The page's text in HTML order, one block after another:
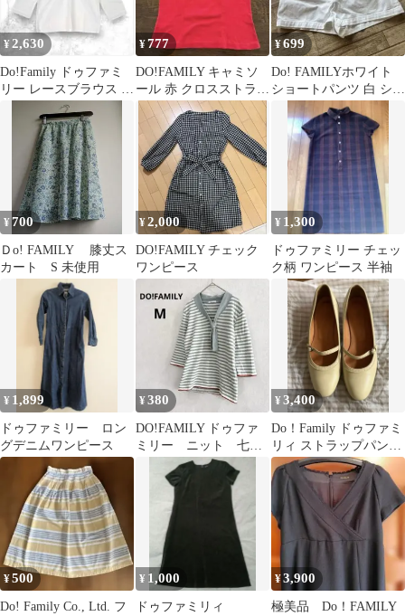
¥2,630
Do!Family ドゥファミ
リー レースブラウス 白
綿100% 七分袖 M
¥777
DO!FAMILY キャミソ
ール 赤 クロスストラッ
プ 綿100％ 日本製
¥699
Do! FAMILYホワイト
ショートパンツ 白 シン
プル
¥700
Ｄo! FAMILY 膝丈ス
カート S 未使用
¥2,000
DO!FAMILY チェック
ワンピース
¥ 1,300
ドゥファミリー チェッ
ク柄 ワンピース 半袖
¥ 1,899
ドゥファミリー ロン
グデニムワンピース
¥380
DO!FAMILY ドゥファ
ミリー ニット 七分
袖 ボーダー グリー
ン M
¥3,400
Do！Family ドゥファミ
リィ ストラップパンプ
ス クリーム色 箱付き
¥500
Do! Family Co., Ltd. フ
¥ 1,000
ドゥファミリィ
¥3,900
極美品 Do！FAMILY